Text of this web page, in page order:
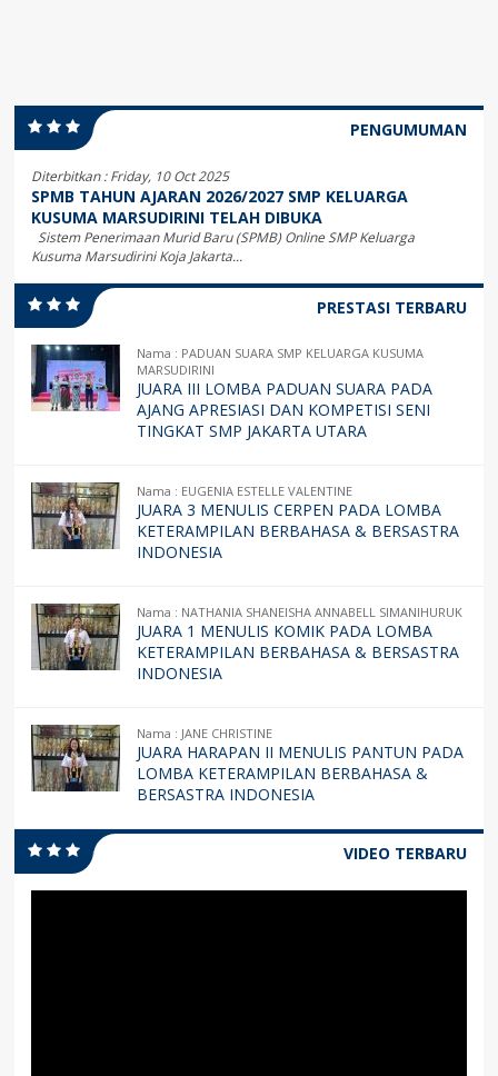
PENGUMUMAN
Diterbitkan :Friday, 10 Oct 2025
SPMB TAHUN AJARAN 2026/2027 SMP KELUARGA
KUSUMA MARSUDIRINI TELAH DIBUKA
Sistem Penerimaan Murid Baru (SPMB) Online SMP Keluarga
Kusuma Marsudirini Koja Jakarta...
PRESTASI TERBARU
Nama : PADUAN SUARA SMP KELUARGA KUSUMA
MARSUDIRINI
JUARA III LOMBA PADUAN SUARA PADA
AJANG APRESIASI DAN KOMPETISI SENI
TINGKAT SMP JAKARTA UTARA
Nama : EUGENIA ESTELLE VALENTINE
JUARA 3 MENULIS CERPEN PADA LOMBA
KETERAMPILAN BERBAHASA & BERSASTRA
INDONESIA
Nama : NATHANIA SHANEISHA ANNABELL SIMANIHURUK
JUARA 1 MENULIS KOMIK PADA LOMBA
KETERAMPILAN BERBAHASA & BERSASTRA
INDONESIA
Nama : JANE CHRISTINE
JUARA HARAPAN II MENULIS PANTUN PADA
LOMBA KETERAMPILAN BERBAHASA &
BERSASTRA INDONESIA
VIDEO TERBARU